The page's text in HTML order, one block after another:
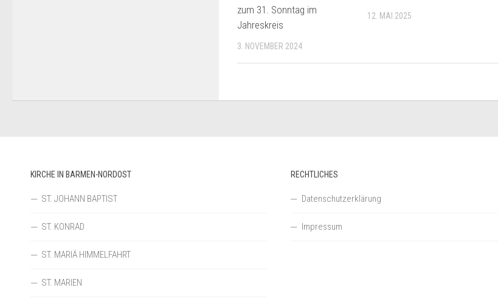
zum 31. Sonntag im
Jahreskreis
3. NOVEMBER 2024
12. MAI 2025
KIRCHE IN BARMEN-NORDOST
ST. JOHANN BAPTIST
ST. KONRAD
ST. MARIÄ HIMMELFAHRT
ST. MARIEN
RECHTLICHES
Datenschutzerklärung
Impressum